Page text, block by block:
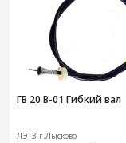
ГВ 20 В-01 Гибкий вал
ЛЭТЗ г.Лысково